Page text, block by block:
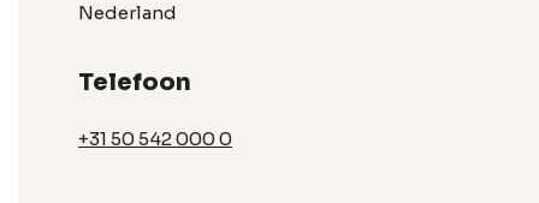
Nederland
Telefoon
+31 50 542 000 0